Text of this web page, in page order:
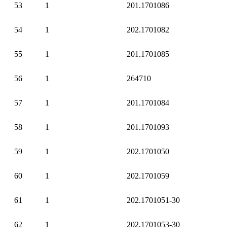
53 1 201.1701086
54 1 202.1701082
55 1 201.1701085
56 1 264710
57 1 201.1701084
58 1 201.1701093
59 1 202.1701050
60 1 202.1701059
61 1 202.1701051-30
62 1 202.1701053-30